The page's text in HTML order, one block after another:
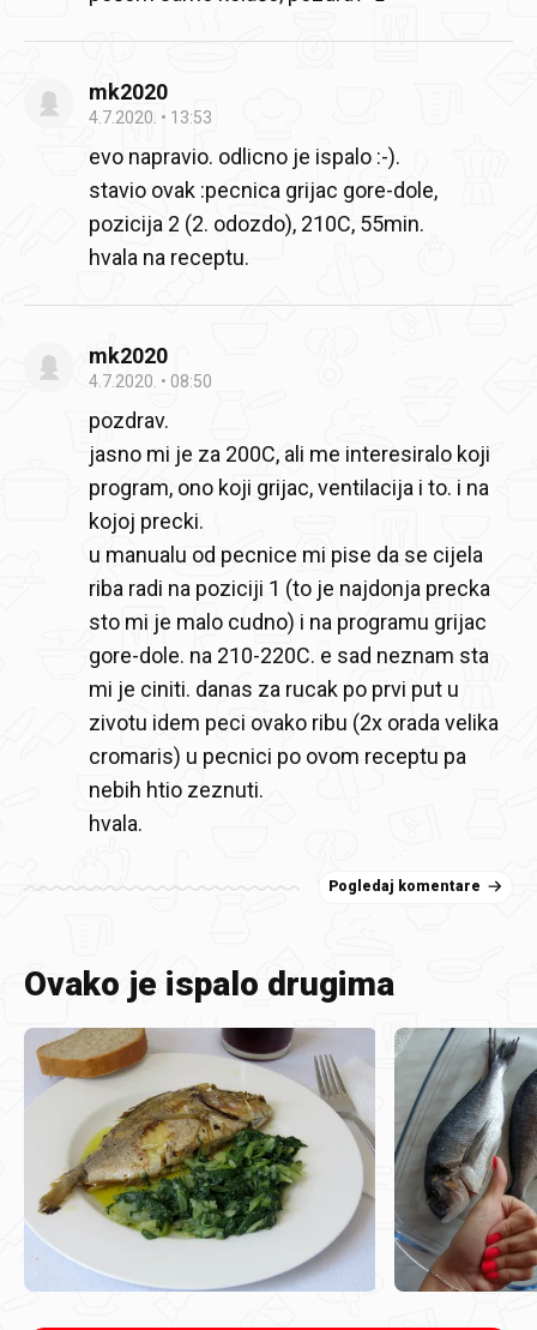
mk2020
4.7.2020. 13:53
evo napravio. odlicno je ispalo :-).
stavio ovak :pecnica grijac gore-dole,
pozicija 2 (2. odozdo), 210C, 55min.
hvala na receptu.
mk2020
4.7.2020. 08:50
pozdrav.
jasno mi je za 200C, ali me interesiralo koji
program, ono koji grijac, ventilacija i to. i na
kojoj precki.
u manualu od pecnice mi pise da se cijela
riba radi na poziciji 1 (to je najdonja precka
sto mi je malo cudno) i na programu grijac
gore-dole. na 210-220C. e sad neznam sta
mi je ciniti. danas za rucak po prvi put u
zivotu idem peci ovako ribu (2x orada velika
cromaris) u pecnici po ovom receptu pa
nebih htio zeznuti.
hvala.
Pogledaj komentare
Ovako je ispalo drugima